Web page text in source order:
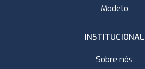
Modelo
INSTITUCIONAL
Sobre nós